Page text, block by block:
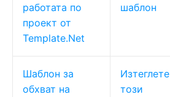
работата по
проект от
Template.Net
шаблон
Шаблон за
обхват на
Изтеглете
този